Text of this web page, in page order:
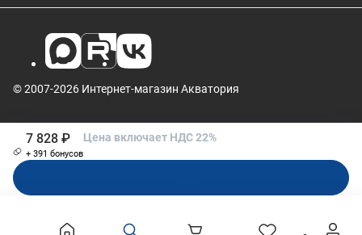
7 828 ₽
+ 391 бонусов
Цена включает НДС 22%
© 2007-2026 Интернет-магазин Акватория